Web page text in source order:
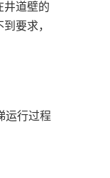
井道壁的
要求，
运行过程